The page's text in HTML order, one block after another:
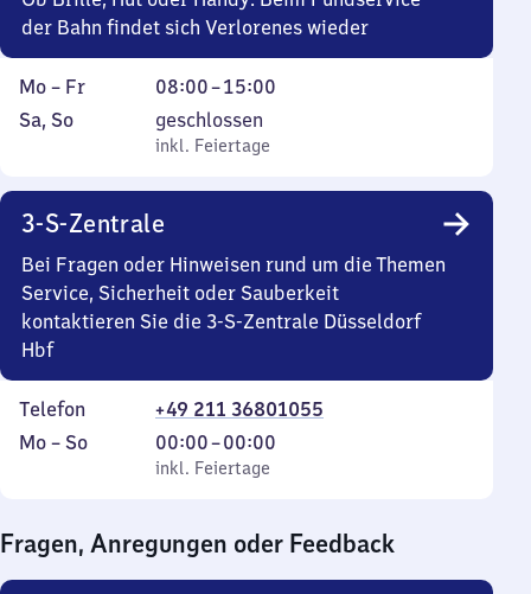
15
der Bahn findet sich Verlorenes wieder
Montag
bis
Mo – Fr 08:00–15:00
Von
8
Uhr
Uhr
Samstag
Sa, So,
inkl. Feiertage
geschlossen
inkl. Feiertage
3-S-Zentrale
Bei Fragen oder Hinweisen rund um die Themen
Service, Sicherheit oder Sauberkeit
kontaktieren Sie die 3-S-Zentrale Düsseldorf
Hbf
Telefon
+49 211 36801055
Montag
Mo – So,
inkl. Feiertage
00:00–00:00
Von
0
0
Uhr
inkl. Feiertage
Fragen, Anregungen oder Feedback